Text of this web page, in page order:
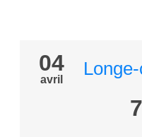
04
avril
7